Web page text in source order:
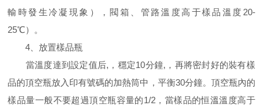
輸時發生冷凝現象），閥箱、管路溫度高于樣品溫度20-
25℃）。
4、放置樣品瓶
當溫度達到設定值后,，穩定10分鐘,，再將密封好的裝有樣
品的頂空瓶放入印有號碼的加熱筒中，平衡30分鐘。頂空瓶內的
樣品量一般不要超過頂空瓶容量的1/2，當樣品的恒溫溫度高于